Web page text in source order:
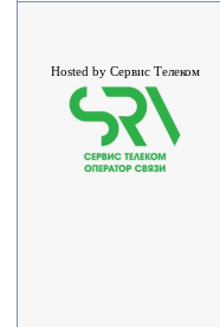
Hosted by Сервис Телеком